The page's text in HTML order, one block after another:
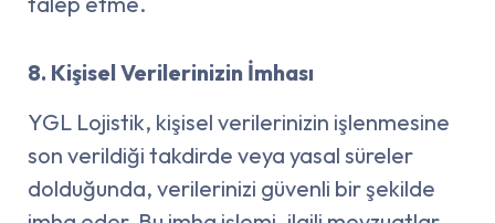
8. Kişisel Verilerinizin İmhası
YGL Lojistik, kişisel verilerinizin işlenmesine
son verildiği takdirde veya yasal süreler
dolduğunda, verilerinizi güvenli bir şekilde